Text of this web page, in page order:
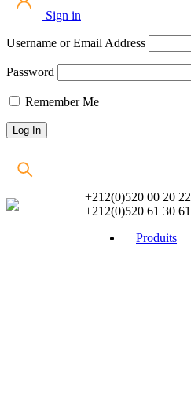
Sign in
Username or Email Address
Password
Remember Me
+212(0)520 00 20 22
+212(0)520 61 30 61
Produits